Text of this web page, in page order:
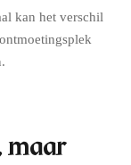
kan het verschil
maar